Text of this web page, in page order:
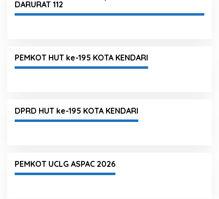
DARURAT 112
PEMKOT HUT ke-195 KOTA KENDARI
DPRD HUT ke-195 KOTA KENDARI
PEMKOT UCLG ASPAC 2026